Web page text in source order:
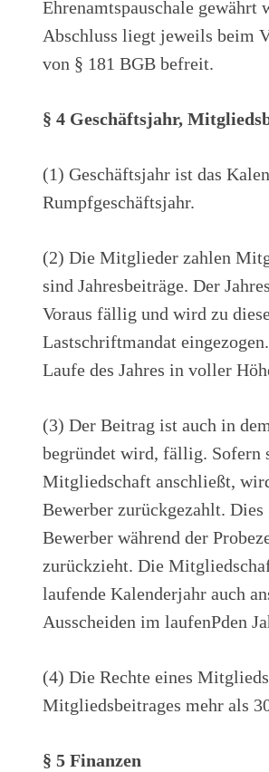
Ehrenamtspauschale
Abschluss liegt jeweils beim
von § 181 BGB befreit.
§ 4 Geschäftsjahr,
(1) Geschäftsjahr ist das
Rumpfgeschäftsjahr.
(2) Die Mitglieder zahlen
sind Jahresbeiträge. Der
Voraus fällig und wird zu
Lastschriftmandat
Laufe des Jahres in voller
(3) Der Beitrag ist auch in
begründet wird, fällig. Sofern
Mitgliedschaft anschließt,
Bewerber zurückgezahlt.
Bewerber während der
zurückzieht. Die
laufende Kalenderjahr auch
Ausscheiden im laufenPden
(4) Die Rechte eines
Mitgliedsbeitrages mehr als
§ 5 Finanzen